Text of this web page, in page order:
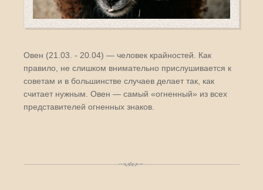
Овен (21.03. - 20.04) — человек крайностей. Как
правило, не слишком внимательно прислушивается к
советам и в большинстве случаев делает так, как
считает нужным. Овен — самый «огненный» из всех
представителей огненных знаков.